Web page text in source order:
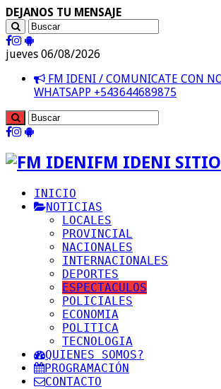
DEJANOS TU MENSAJE
jueves 06/08/2026
FM IDENI / COMUNICATE CON
WHATSAPP +543644689875
FM IDENI
INICIO
NOTICIAS
LOCALES
PROVINCIAL
NACIONALES
INTERNACIONALES
DEPORTES
ESPECTACULOS
POLICIALES
ECONOMIA
POLITICA
TECNOLOGIA
QUIENES SOMOS?
PROGRAMACIÓN
CONTACTO